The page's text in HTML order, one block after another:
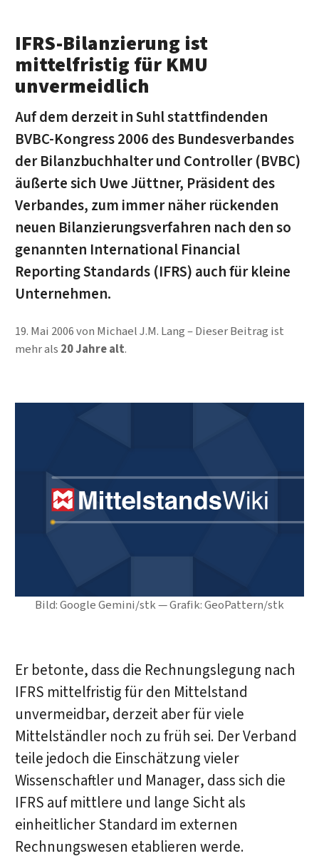
Bild: Google Gemini/stk — Grafik: GeoPattern/stk
IFRS-Bilanzierung ist
mittelfristig für KMU
unvermeidlich
Auf dem derzeit in Suhl stattfindenden
BVBC-Kongress 2006 des Bundesverbandes
der Bilanzbuchhalter und Controller (BVBC)
äußerte sich Uwe Jüttner, Präsident des
Verbandes, zum immer näher rückenden
neuen Bilanzierungsverfahren nach den so
genannten International Financial
Reporting Standards (IFRS) auch für kleine
Unternehmen.
19. Mai 2006von Michael J.M. Lang
Dieser Beitrag ist
mehr als 20 Jahre alt.
Er betonte, dass die Rechnungslegung nach
IFRS mittelfristig für den Mittelstand
unvermeidbar, derzeit aber für viele
Mittelständler noch zu früh sei. Der Verband
teile jedoch die Einschätzung vieler
Wissenschaftler und Manager, dass sich die
IFRS auf mittlere und lange Sicht als
einheitlicher Standard im externen
Rechnungswesen etablieren werde.